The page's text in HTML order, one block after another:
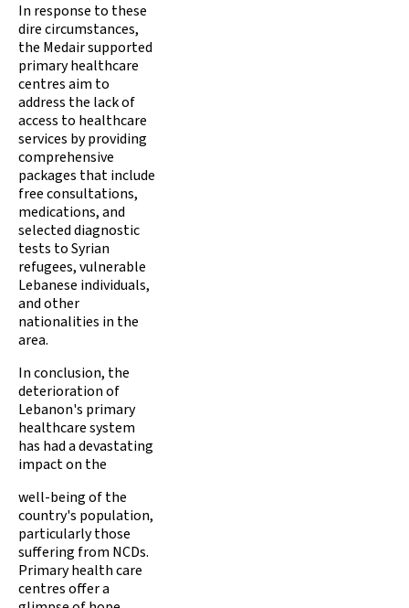
In response to these
dire circumstances,
the Medair supported
primary healthcare
centres aim to
address the lack of
access to healthcare
services by providing
comprehensive
packages that include
free consultations,
medications, and
selected diagnostic
tests to Syrian
refugees, vulnerable
Lebanese individuals,
and other
nationalities in the
area.
In conclusion, the
deterioration of
Lebanon's primary
healthcare system
has had a devastating
impact on the
well-being of the
country's population,
particularly those
suffering from NCDs.
Primary health care
centres offer a